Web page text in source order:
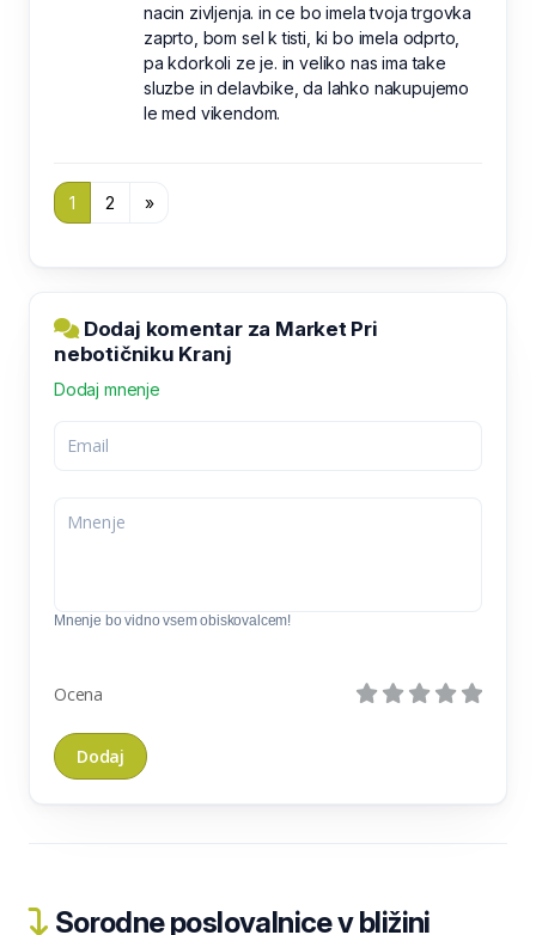
nacin zivljenja. in ce bo imela tvoja trgovka
zaprto, bom sel k tisti, ki bo imela odprto,
pa kdorkoli ze je. in veliko nas ima take
sluzbe in delavbike, da lahko nakupujemo
le med vikendom.
1 2 »
Dodaj komentar za Market Pri
nebotičniku Kranj
Dodaj mnenje
Mnenje bo vidno vsem obiskovalcem!
Ocena
Sorodne poslovalnice v bližini